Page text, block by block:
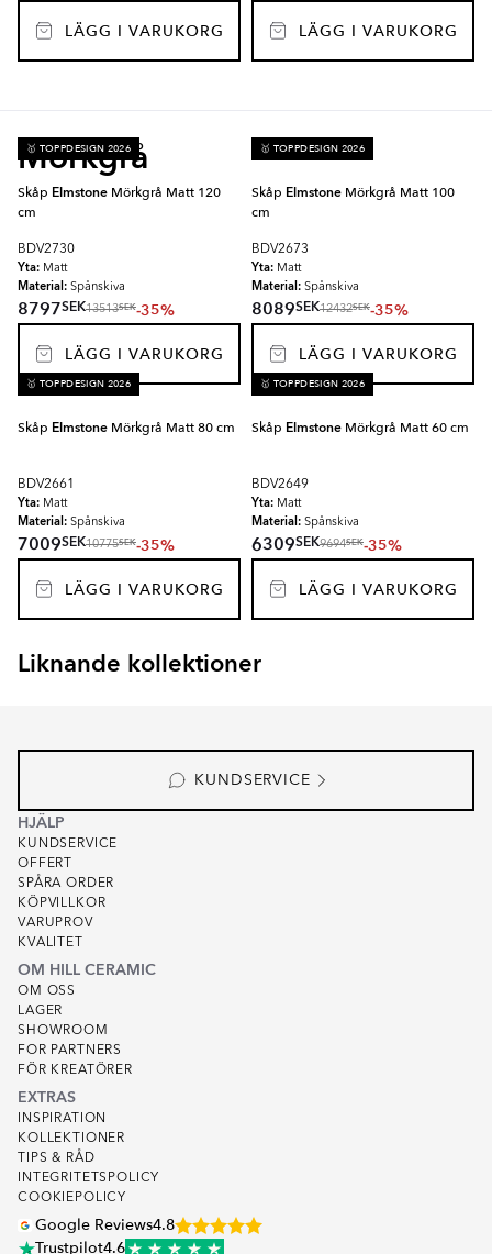
LÄGG I VARUKORG LÄGG I VARUKORG
Mörkgrå
🥇 TOPPDESIGN 2026
Skåp Elmstone Mörkgrå Matt 120
cm
BDV2730
Yta: Matt
Material: Spånskiva
8797SEK13513SEK-35%
LÄGG I VARUKORG
🥇 TOPPDESIGN 2026
Skåp Elmstone Mörkgrå Matt 100
cm
BDV2673
Yta: Matt
Material: Spånskiva
8089SEK12432SEK-35%
LÄGG I VARUKORG
🥇 TOPPDESIGN 2026
Skåp Elmstone Mörkgrå Matt 80 cm
BDV2661
Yta: Matt
Material: Spånskiva
7009SEK10775SEK-35%
LÄGG I VARUKORG
🥇 TOPPDESIGN 2026
Skåp Elmstone Mörkgrå Matt 60 cm
BDV2649
Yta: Matt
Material: Spånskiva
6309SEK9694SEK-35%
LÄGG I VARUKORG
Liknande kollektioner
EKSKÄR TOPS
KUNDSERVICE
HJÄLP
KUNDSERVICE
OFFERT
SPÅRA ORDER
KÖPVILLKOR
VARUPROV
KVALITET
OM HILL CERAMIC
OM OSS
LAGER
SHOWROOM
FOR PARTNERS
FÖR KREATÖRER
EXTRAS
INSPIRATION
KOLLEKTIONER
TIPS & RÅD
INTEGRITETSPOLICY
COOKIEPOLICY
Google Reviews4.8
Trustpilot4.6